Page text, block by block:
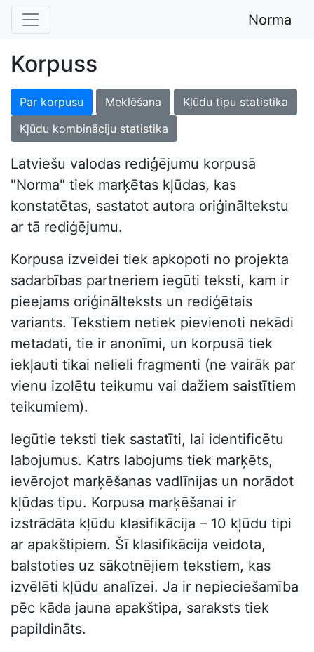
Norma
Korpuss
Par korpusu Meklēšana
Kļūdu tipu statistika
Kļūdu kombināciju statistika
Latviešu valodas rediģējumu korpusā
"Norma" tiek marķētas kļūdas, kas
konstatētas, sastatot autora oriģināltekstu
ar tā rediģējumu.
Korpusa izveidei tiek apkopoti no projekta
sadarbības partneriem iegūti teksti, kam ir
pieejams oriģinālteksts un rediģētais
variants. Tekstiem netiek pievienoti nekādi
metadati, tie ir anonīmi, un korpusā tiek
iekļauti tikai nelieli fragmenti (ne vairāk par
vienu izolētu teikumu vai dažiem saistītiem
teikumiem).
Iegūtie teksti tiek sastatīti, lai identificētu
labojumus. Katrs labojums tiek marķēts,
ievērojot marķēšanas vadlīnijas un norādot
kļūdas tipu. Korpusa marķēšanai ir
izstrādāta kļūdu klasifikācija – 10 kļūdu tipi
ar apakštipiem. Šī klasifikācija veidota,
balstoties uz sākotnējiem tekstiem, kas
izvēlēti kļūdu analīzei. Ja ir nepieciešamība
pēc kāda jauna apakštipa, saraksts tiek
papildināts.